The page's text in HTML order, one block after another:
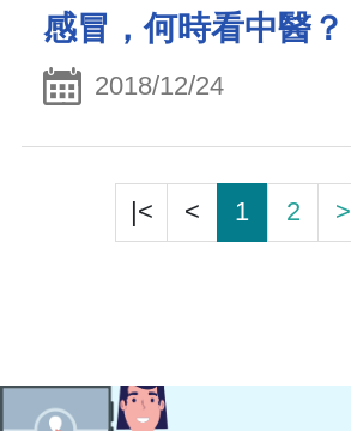
感冒，何時看中醫？
2018/12/24
|< < 1 2 >